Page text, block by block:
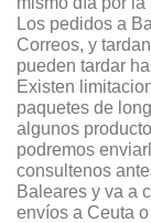
Los pedidos a
Correos, y
pueden tardar
Existen
paquetes de
algunos
podremos
consultenos
Baleares y va a
envíos a Ceuta